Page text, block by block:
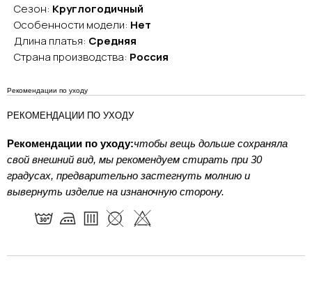
Сезон: Круглогодичный
Особенности модели: Нет
Длина платья: Средняя
Страна производства: Россия
Рекомендации по уходу
РЕКОМЕНДАЦИИ ПО УХОДУ
Рекомендации по уходу:чтобы вещь дольше сохраняла
свой внешний вид, мы рекомендуем стирать при 30
градусах, предварительно застегнуть молнию и
вывернуть изделие на изнаночную сторону.